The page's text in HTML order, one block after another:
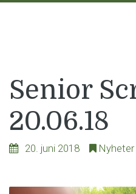
Senior
20.06.18
20. juni 2018 Nyheter